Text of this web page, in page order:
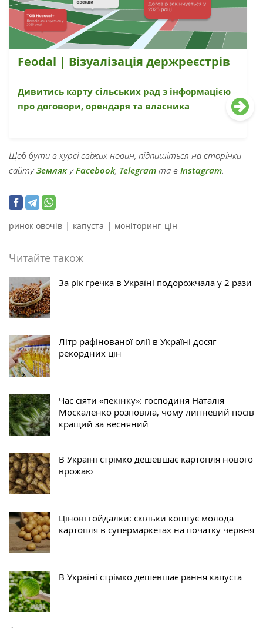
Feodal | Візуалізація держреєстрів
Дивитись карту сільських рад з інформацією
про договори, орендаря та власника
Щоб бути в курсі свіжих новин, підпишіться на сторінки
сайтуЗемлякуFacebook, Telegram та в Instagram.
ринок овочів | капуста | моніторинг_цін
Читайте також
За рік гречка в Україні подорожчала у 2 рази
Літр рафінованої олії в Україні досяг
рекордних цін
Час сіяти «пекінку»: господиня Наталія
Москаленко розповіла, чому липневий посів
кращий за весняний
В Україні стрімко дешевшає картопля нового
врожаю
Цінові гойдалки: скільки коштує молода
картопля в супермаркетах на початку червня
В Україні стрімко дешевшає рання капуста